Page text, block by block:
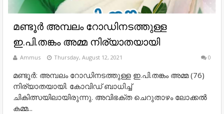
മണ്ടൂർ അമ്പലം റോഡിനടത്തുള്ള
ഇ.പി.തങ്കം അമ്മ നിര്യാതയായി
Ammus Thursday, August 12, 2021 0
മണ്ടൂർ: അമ്പലം റോഡിനടത്തുള്ള ഇ.പി.തങ്കം അമ്മ (76)
നിര്യാതയായി. കോവിഡ് ബാധിച്ച്
ചികിത്സയിലായിരുന്നു. അവിഭക്ത ചെറുതാഴം ലോക്കൽ
കമ്മ...